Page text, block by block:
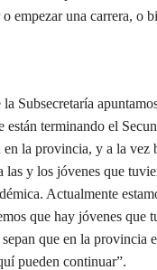
empezar una carrera, o
Subsecretaría
están terminando el
en la provincia, y a la vez
las y los jóvenes que
Actualmente
que hay jóvenes que
que en la provincia
pueden continuar”.